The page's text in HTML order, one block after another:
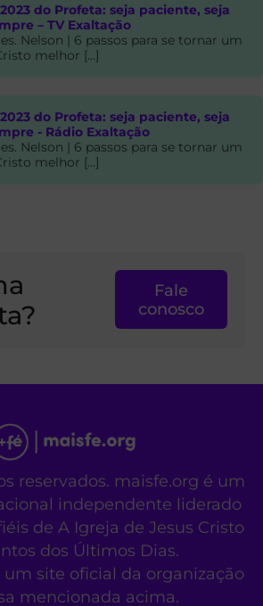
do Profeta: seja paciente, seja
– TV Exaltação
Nelson | 6 passos para se tornar um
melhor […]
do Profeta: seja paciente, seja
- Rádio Exaltação
Nelson | 6 passos para se tornar um
melhor […]
Fale
conosco
reservados. maisfe.org é um
independente liderado
de A Igreja de Jesus Cristo
dos Últimos Dias.
um site oficial da organização
mencionada acima.